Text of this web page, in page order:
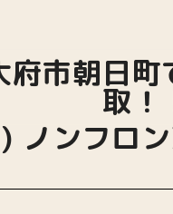
府市朝日
取！
ノンフロ